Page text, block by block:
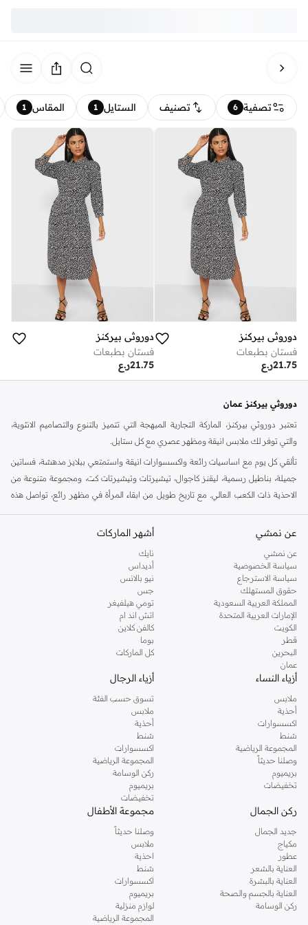
تصفية 6 تصنيف الستايل 1 المقاس 1
دوروثي بيركنز
فستان بطبعات
ر.ع21.75
دوروثي بيركنز
فستان بطبعات
ر.ع21.75
دوروثي بيركنز عمان
تعتبر دوروثي بيركنز، الماركة التجارية المبهجة التي تتميز بالتنوع والتصاميم الانثوية،
والتي توفر لك ملابس انيقة ومظهر عصري مع كل ستايل.
تألقي كل يوم مع اساسيات رائعة واكسسوارات انيقة واستمتعي ببلايز مدهشة، فساتين
جميلة، بناطيل رسمية، ليقنز كاجوال، تيشيرتات وتيشيرتات كت، ومجموعة متنوعة من
الاحذية ذات الكعب العالي. مع تاريخ طويل من ابقاء المرأة في مظهر رائع، تواصل هذه
كنت تقومين بتجديد خزانة ملابسك الملائمة للعمل، البحث عن فستان مثالي للحفلات او
اليه.
تسوقي دوروثي بيركنز اون لاين مسقط
تسوقي دوروثي بيركنز اون لاين من نمشي واستمتعي باكثر من الف ستايل من مجموعة
دوروثي بيركنز الشهيرة. تصفحي المجموعة كاملة في متجر دوروثي بيركنز اون لاين او
استخدمي القائمة لتحديد تجربة تسوق دوروثي بيركنز اون لاين. خدمة التوصيل السريعة
والدعم الاستثنائي يضمن لك تجربة تسوق ممتعة دائما مع نمشي.
عن نمشي
عن نمشي
سياسة الخصوصية
سياسة الاسترجاع
حقوق المستهلك
المملكة العربية السعودية
الإمارات العربية المتحدة
الكويت
قطر
البحرين
عمان
أشهر الماركات
نايك
أديداس
نيو بالانس
جس
تومي هيلفيغر
اتش اند ام
كالفن كلاين
بوما
كل الماركات
أزياء النساء
ملابس
أحذية
اكسسوارات
شنط
المجموعة الرياضية
وصلنا حديثاً
بريميوم
تخفيضات
أزياء الرجال
تسوق حسب الفئة
ملابس
أحذية
شنط
اكسسوارات
المجموعة الرياضية
ركن الوسامة
بريميوم
تخفيضات
ركن الجمال
جديد الجمال
مكياج
عطور
العناية بالشعر
العناية بالبشرة
العناية بالجسم والصحة
ركن الوسامة
مجموعة الأطفال
وصلنا حديثاً
ملابس
احذية
شنط
اكسسوارات
بريميوم
لوازم منزلية
المجموعة الرياضية